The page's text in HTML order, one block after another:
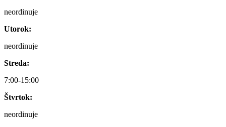
neordinuje
Utorok:
neordinuje
Streda:
7:00-15:00
Štvrtok:
neordinuje